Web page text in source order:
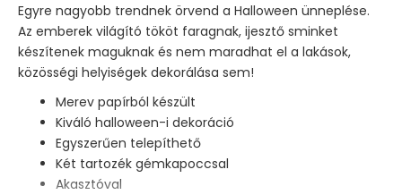
Egyre nagyobb trendnek örvend a Halloween ünneplése.
Az emberek világító tököt faragnak, ijesztő sminket
készítenek maguknak és nem maradhat el a lakások,
közösségi helyiségek dekorálása sem!
Merev papírból készült
Kiváló halloween-i dekoráció
Egyszerűen telepíthető
Két tartozék gémkapoccsal
Akasztóval